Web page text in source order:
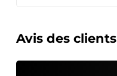
Avis des clients